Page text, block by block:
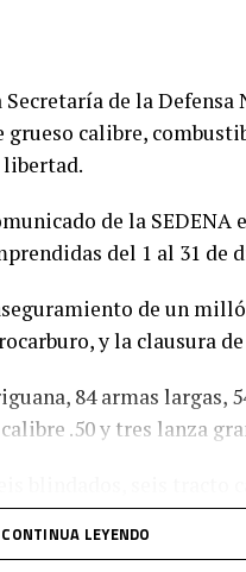
de la
calibre,
libertad.
de la
del 1 al 31 de
de un
y la clausura
84 armas largas,
.50 y tres lanza
CONTINUA LEYENDO